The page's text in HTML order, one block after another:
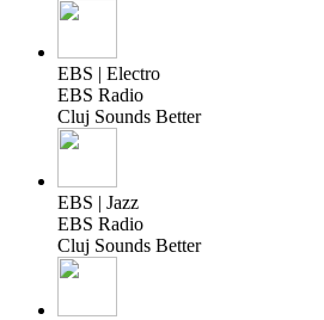
EBS | Electro
EBS Radio
Cluj Sounds Better
EBS | Jazz
EBS Radio
Cluj Sounds Better